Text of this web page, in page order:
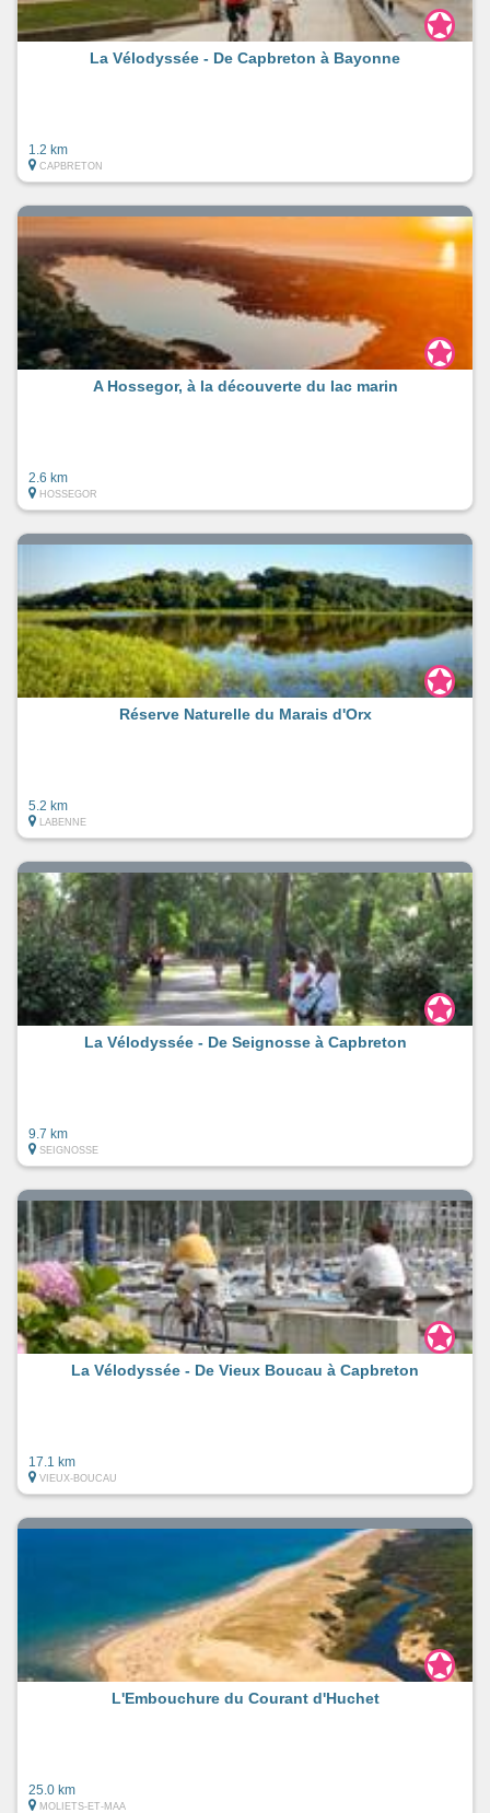
La Vélodyssée - De Capbreton à Bayonne
1.2 km
CAPBRETON
A Hossegor, à la découverte du lac marin
2.6 km
HOSSEGOR
Réserve Naturelle du Marais d'Orx
5.2 km
LABENNE
La Vélodyssée - De Seignosse à Capbreton
9.7 km
SEIGNOSSE
La Vélodyssée - De Vieux Boucau à Capbreton
17.1 km
VIEUX-BOUCAU
L'Embouchure du Courant d'Huchet
25.0 km
MOLIETS-ET-MAA